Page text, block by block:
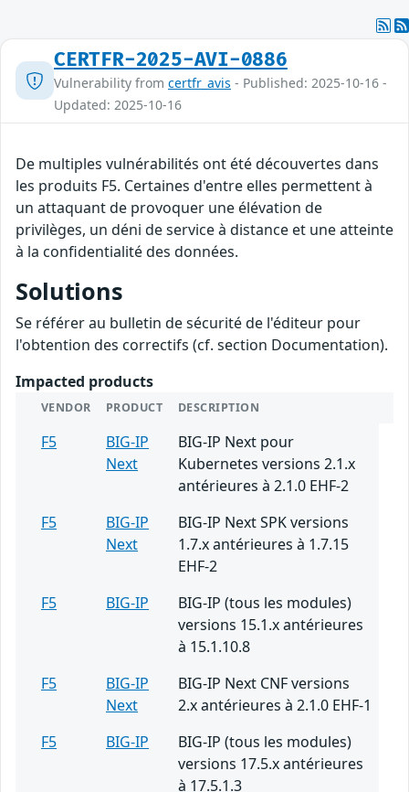
CERTFR-2025-AVI-0886
Vulnerability from certfr_avis - Published: 2025-10-16 -
Updated: 2025-10-16
De multiples vulnérabilités ont été découvertes dans
les produits F5. Certaines d'entre elles permettent à
un attaquant de provoquer une élévation de
privilèges, un déni de service à distance et une atteinte
à la confidentialité des données.
Solutions
Se référer au bulletin de sécurité de l'éditeur pour
l'obtention des correctifs (cf. section Documentation).
Impacted products
VENDOR PRODUCT DESCRIPTION
F5
BIG-IP
Next
BIG-IP Next pour
Kubernetes versions 2.1.x
antérieures à 2.1.0 EHF-2
F5
BIG-IP
Next
BIG-IP Next SPK versions
1.7.x antérieures à 1.7.15
EHF-2
F5
BIG-IP
BIG-IP (tous les modules)
versions 15.1.x antérieures
à 15.1.10.8
F5
BIG-IP
Next
BIG-IP Next CNF versions
2.x antérieures à 2.1.0 EHF-1
F5
BIG-IP
BIG-IP (tous les modules)
versions 17.5.x antérieures
à 17.5.1.3